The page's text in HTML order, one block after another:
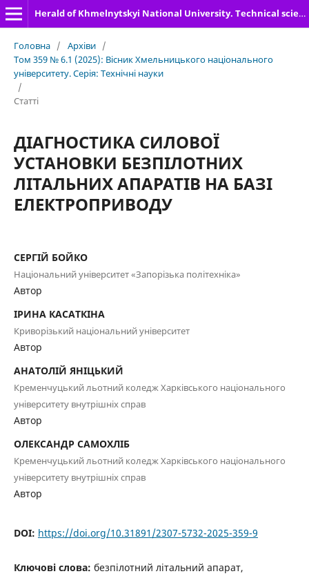
Herald of Khmelnytskyi National University. Technical sciences
Головна / Архіви /
Том 359 № 6.1 (2025): Вісник Хмельницького національного
університету. Серія: Технічні науки
/
Статті
ДІАГНОСТИКА СИЛОВОЇ
УСТАНОВКИ БЕЗПІЛОТНИХ
ЛІТАЛЬНИХ АПАРАТІВ НА БАЗІ
ЕЛЕКТРОПРИВОДУ
СЕРГІЙ БОЙКО
Національний університет «Запорізька політехніка»
Автор
ІРИНА КАСАТКІНА
Криворізький національний університет
Автор
АНАТОЛІЙ ЯНІЦЬКИЙ
Кременчуцький льотний коледж Харківського національного
університету внутрішніх справ
Автор
ОЛЕКСАНДР САМОХЛІБ
Кременчуцький льотний коледж Харківського національного
університету внутрішніх справ
Автор
DOI: https://doi.org/10.31891/2307-5732-2025-359-9
Ключові слова: безпілотний літальний апарат,